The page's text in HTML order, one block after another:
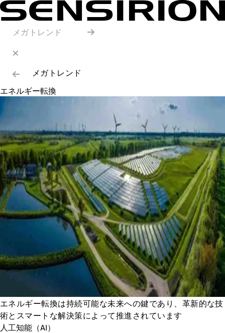
メガトレンド
メガトレンド
エネルギー転換
エネルギー転換は持続可能な未来への鍵であり、革新的な技
術とスマートな解決策によって推進されています
人工知能（AI）